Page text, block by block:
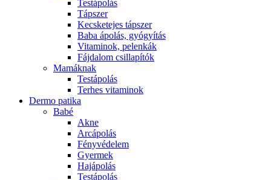
Testápolás
Tápszer
Kecsketejes tápszer
Baba ápolás, gyógyítás
Vitaminok, pelenkák
Fájdalom csillapítók
Mamáknak
Testápolás
Terhes vitaminok
Dermo patika
Babé
Akne
Arcápolás
Fényvédelem
Gyermek
Hajápolás
Testápolás